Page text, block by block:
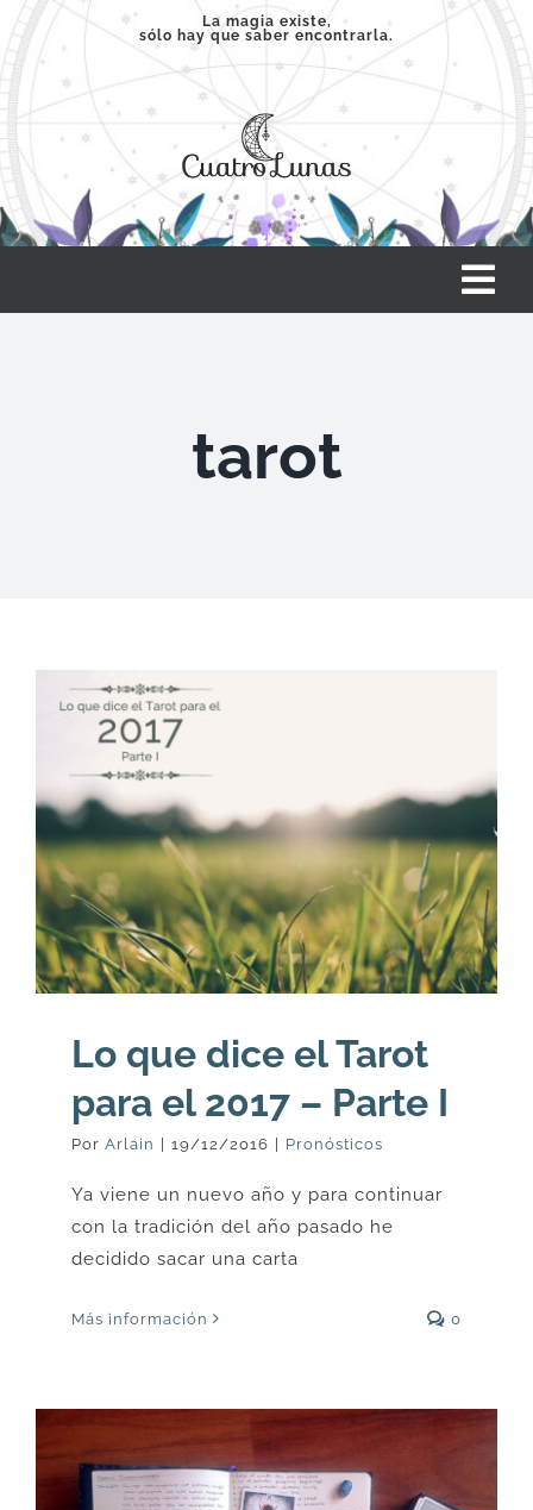
Saltar
contenido
La magia existe,
sólo hay que saber encontrarla.
ARTÍCULOS
ACERCA
CONTACTO
Carrito
tarot
Lo que dice el Tarot
para el 2017 – Parte I
Por Arlain | 19/12/2016 | Pronósticos
Ya viene un nuevo año y para continuar
con la tradición del año pasado he
decidido sacar una carta
Más información 0